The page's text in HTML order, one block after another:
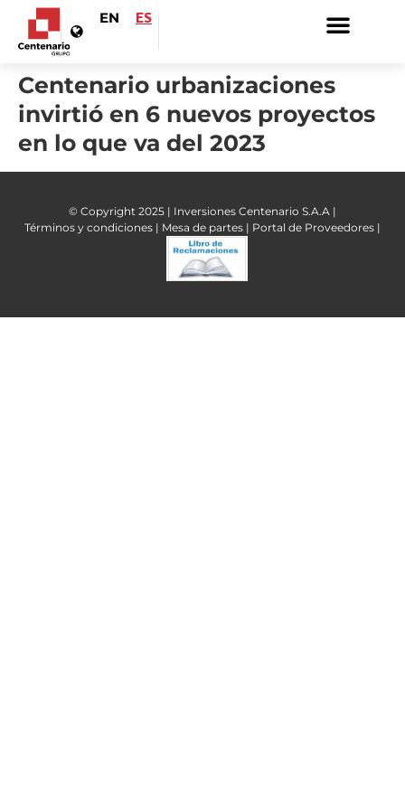
EN ES
Centenario urbanizaciones
invirtió en 6 nuevos proyectos
en lo que va del 2023
© Copyright 2025 | Inversiones Centenario S.A.A |
Términos y condiciones | Mesa de partes | Portal de Proveedores |